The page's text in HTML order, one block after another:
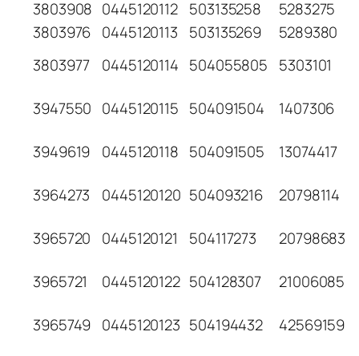
3803908 0445120112 503135258
5283275
3803976 0445120113 503135269
5289380
3803977
0445120114 504055805 5303101
3947550 0445120115 504091504 1407306
3949619 0445120118 504091505 13074417
3964273 0445120120 504093216 20798114
3965720 0445120121 504117273 20798683
3965721 0445120122 504128307 21006085
3965749 0445120123 504194432 42569159